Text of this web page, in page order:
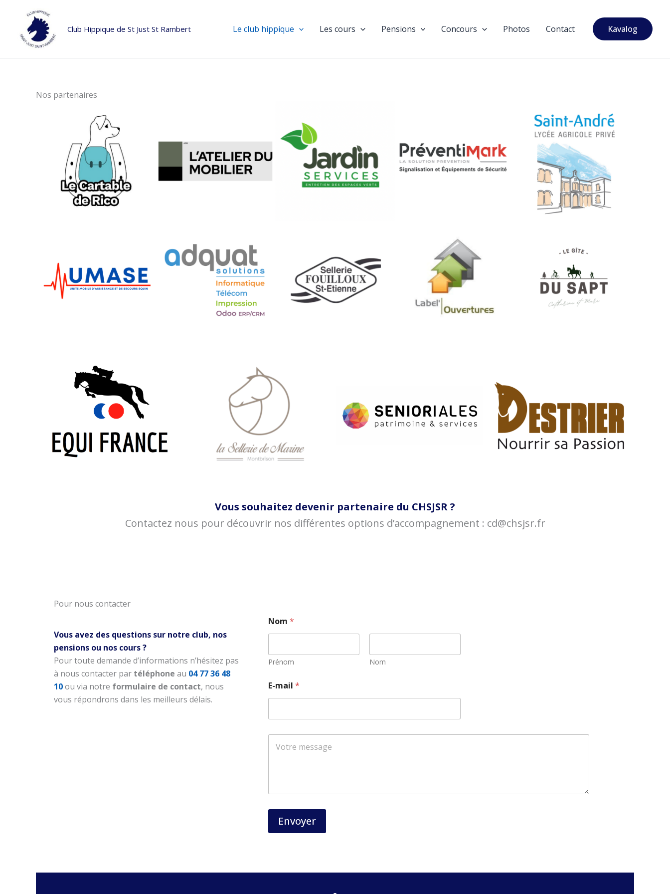
contenu
Club Hippique de St Just St Rambert Le club hippique Les cours Pensions Concours Photos Contact Kavalog
Nos partenaires
Vous souhaitez devenir partenaire du CHSJSR ?
Contactez nous pour découvrir nos différentes options d’accompagnement : cd@chsjsr.fr
Pour nous contacter
Vous avez des questions sur notre club, nos
pensions ou nos cours ?
Pour toute demande d’informations n’hésitez pas
à nous contacter par téléphone au 04 77 36 48
10ou via notre formulaire de contact, nous
vous répondrons dans les meilleurs délais.
Nom*
Prénom Nom
E-mail*
Envoyer